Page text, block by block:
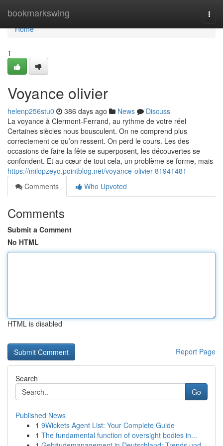
bookmarkswing
Home
Home
1
Voyance olivier
helenp256stu0 386 days ago News
Discuss
La voyance à Clermont-Ferrand, au rythme de votre réel
Certaines siècles nous bousculent. On ne comprend plus
correctement ce qu’on ressent. On perd le cours. Les des
occasions de faire la fête se superposent, les découvertes se
confondent. Et au cœur de tout cela, un problème se forme, mais
https://milopzeyo.pointblog.net/voyance-olivier-81941481
Comments
Who Upvoted
Comments
Submit a Comment
No HTML
HTML is disabled
Report Page
Search
Go
Published News
1 9Wickets Agent List: Your Complete Guide
1 The fundamental function of oversight bodies in...